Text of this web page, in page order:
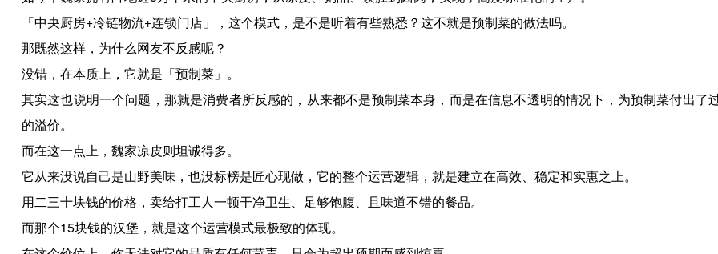
「中央厨房+冷链物流+连锁门店」，这个模式，是不是听着有些熟悉？这不就是预制菜的做法吗。
那既然这样，为什么网友不反感呢？
没错，在本质上，它就是「预制菜」。
其实这也说明一个问题，那就是消费者所反感的，从来都不是预制菜本身，而是在信息不透明的情况下，为预制菜付出了
的溢价。
而在这一点上，魏家凉皮则坦诚得多。
它从来没说自己是山野美味，也没标榜是匠心现做，它的整个运营逻辑，就是建立在高效、稳定和实惠之上。
用二三十块钱的价格，卖给打工人一顿干净卫生、足够饱腹、且味道不错的餐品。
而那个15块钱的汉堡，就是这个运营模式最极致的体现。